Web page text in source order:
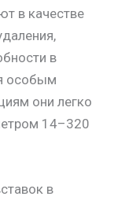
в качестве
в
особым
они легко
14–320
в